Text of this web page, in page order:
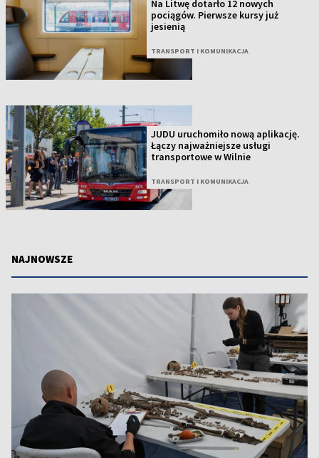
Na Litwę dotarło 12 nowych
pociągów. Pierwsze kursy już
jesienią
TRANSPORT I KOMUNIKACJA
JUDU uruchomiło nową aplikację.
Łączy najważniejsze usługi
transportowe w Wilnie
TRANSPORT I KOMUNIKACJA
NAJNOWSZE